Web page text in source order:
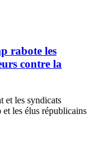
rabote les
contre la
et les syndicats
les élus républicains